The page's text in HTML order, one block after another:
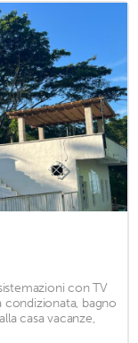
con TV
bagno
casa vacanze,